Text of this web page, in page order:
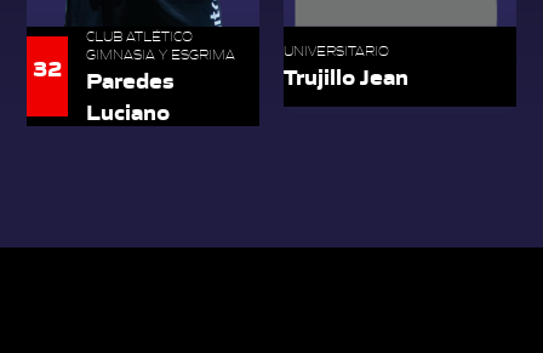
32
CLUB ATLÉTICO
GIMNASIA Y ESGRIMA
Paredes
Luciano
UNIVERSITARIO
Trujillo Jean